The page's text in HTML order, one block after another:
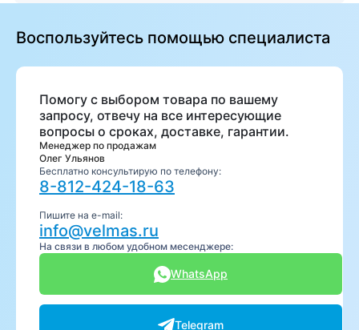
Воспользуйтесь помощью специалиста
Помогу с выбором товара по вашему
запросу, отвечу на все интересующие
вопросы о сроках, доставке, гарантии.
Менеджер по продажам
Олег Ульянов
Бесплатно консультирую по телефону:
8-812-424-18-63
Пишите на e-mail:
info@velmas.ru
На связи в любом удобном месенджере:
WhatsApp
Telegram